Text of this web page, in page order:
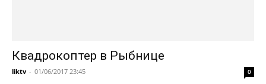
Квадрокоптер в Рыбнице
liktv - 01/06/2017 23:45 0